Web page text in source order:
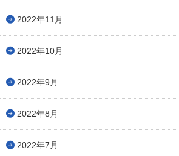
2022年11月
2022年10月
2022年9月
2022年8月
2022年7月